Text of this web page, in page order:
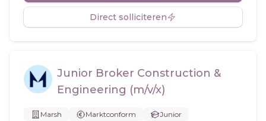
Direct solliciteren
Junior Broker Construction &
Engineering (m/v/x)
Marsh Marktconform
Junior